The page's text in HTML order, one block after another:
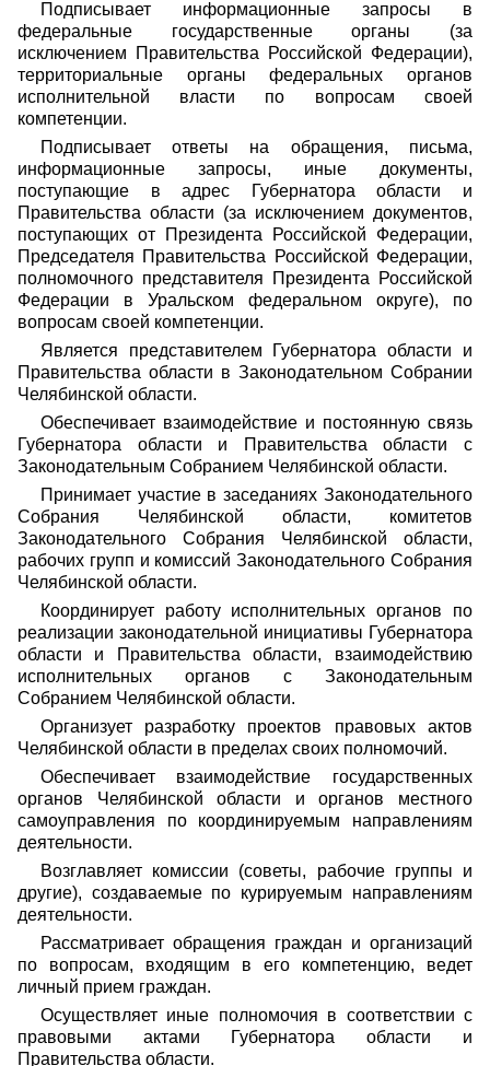
Подписывает информационные запросы в
федеральные государственные органы (за
исключением Правительства Российской Федерации),
территориальные органы федеральных органов
исполнительной власти по вопросам своей
компетенции.
Подписывает ответы на обращения, письма,
информационные запросы, иные документы,
поступающие в адрес Губернатора области и
Правительства области (за исключением документов,
поступающих от Президента Российской Федерации,
Председателя Правительства Российской Федерации,
полномочного представителя Президента Российской
Федерации в Уральском федеральном округе), по
вопросам своей компетенции.
Является представителем Губернатора области и
Правительства области в Законодательном Собрании
Челябинской области.
Обеспечивает взаимодействие и постоянную связь
Губернатора области и Правительства области с
Законодательным Собранием Челябинской области.
Принимает участие в заседаниях Законодательного
Собрания Челябинской области, комитетов
Законодательного Собрания Челябинской области,
рабочих групп и комиссий Законодательного Собрания
Челябинской области.
Координирует работу исполнительных органов по
реализации законодательной инициативы Губернатора
области и Правительства области, взаимодействию
исполнительных органов с Законодательным
Собранием Челябинской области.
Организует разработку проектов правовых актов
Челябинской области в пределах своих полномочий.
Обеспечивает взаимодействие государственных
органов Челябинской области и органов местного
самоуправления по координируемым направлениям
деятельности.
Возглавляет комиссии (советы, рабочие группы и
другие), создаваемые по курируемым направлениям
деятельности.
Рассматривает обращения граждан и организаций
по вопросам, входящим в его компетенцию, ведет
личный прием граждан.
Осуществляет иные полномочия в соответствии с
правовыми актами Губернатора области и
Правительства области.